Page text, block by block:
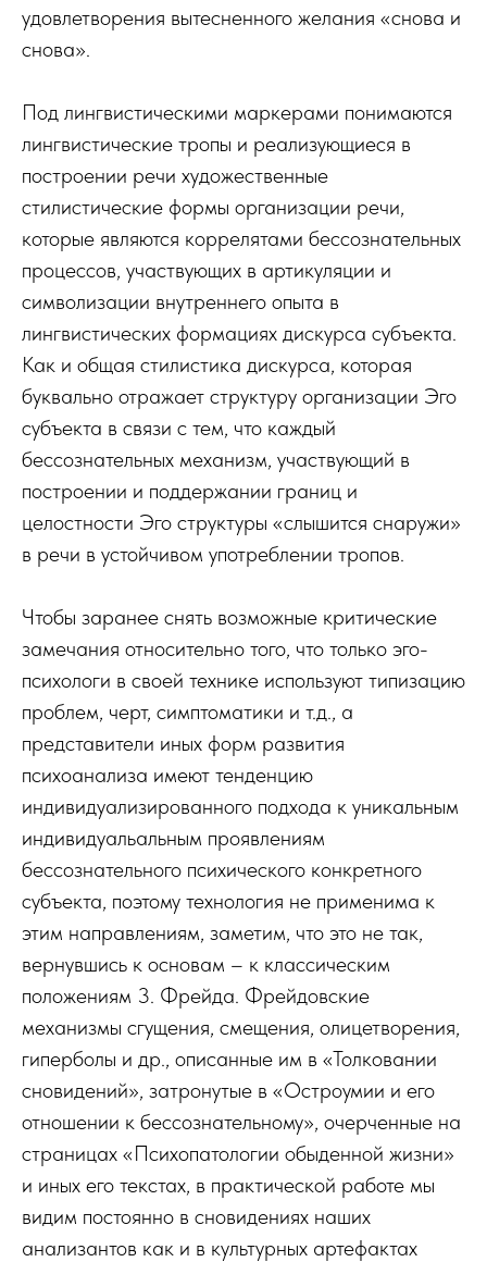
удовлетворения вытесненного желания «снова и
снова».
Под лингвистическими маркерами понимаются
лингвистические тропы и реализующиеся в
построении речи художественные
стилистические формы организации речи,
которые являются коррелятами бессознательных
процессов, участвующих в артикуляции и
символизации внутреннего опыта в
лингвистических формациях дискурса субъекта.
Как и общая стилистика дискурса, которая
буквально отражает структуру организации Эго
субъекта в связи с тем, что каждый
бессознательных механизм, участвующий в
построении и поддержании границ и
целостности Эго структуры «слышится снаружи»
в речи в устойчивом употреблении тропов.
Чтобы заранее снять возможные критические
замечания относительно того, что только эго-
психологи в своей технике используют типизацию
проблем, черт, симптоматики и т.д., а
представители иных форм развития
психоанализа имеют тенденцию
индивидуализированного подхода к уникальным
индивидуальальным проявлениям
бессознательного психического конкретного
субъекта, поэтому технология не применима к
этим направлениям, заметим, что это не так,
вернувшись к основам – к классическим
положениям 3. Фрейда. Фрейдовские
механизмы сгущения, смещения, олицетворения,
гиперболы и др., описанные им в «Толковании
сновидений», затронутые в «Остроумии и его
отношении к бессознательному», очерченные на
страницах «Психопатологии обыденной жизни»
и иных его текстах, в практической работе мы
видим постоянно в сновидениях наших
анализантов как и в культурных артефактах